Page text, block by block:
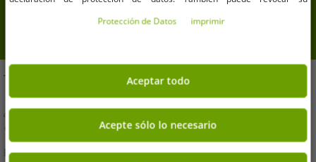
TE AYUDAMOS!
¿Tiene alguna pregunta o necesita ayuda? ¡Estaremos
encantados de asesorarte!
E-Mail:kundendienst@outlet46.de
encontrar en la impresión.Protección de Datos imprimir
Aceptar todo
Acepte sólo lo necesario